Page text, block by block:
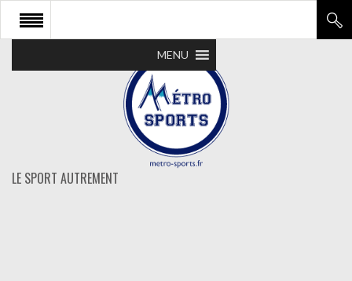
LE SPORT AUTREMENT
MENU